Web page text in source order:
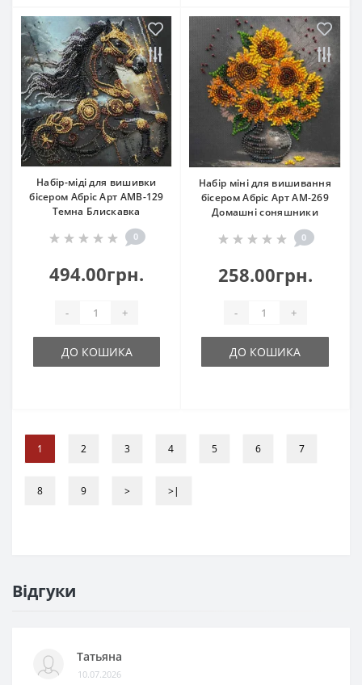
Набір-міді для вишивки
бісером Абріс Арт АМВ-129
Темна Блискавка
0
494.00грн.
- +
ДО КОШИКА
Набір міні для вишивання
бісером Абріс Арт АМ-269
Домашні соняшники
0
258.00грн.
- +
ДО КОШИКА
1 2 3 4 5 6 7
8 9 > >|
Відгуки
Татьяна
10.07.2026